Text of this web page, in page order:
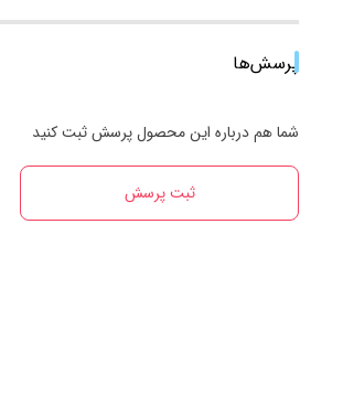
پرسش‌ها
شما هم درباره این محصول پرسش ثبت کنید
ثبت پرسش